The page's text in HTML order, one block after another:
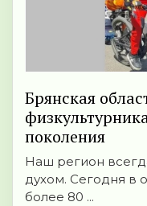
Брянская
поколения
Наш регион
духом. Сегодня в
более 80 ...